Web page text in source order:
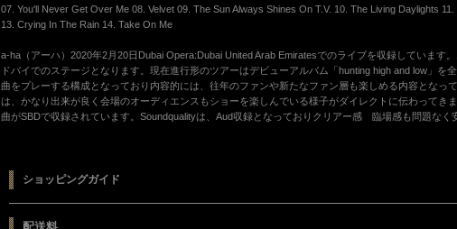
07. You'll Never Get Over Me 08. Velvet 09. The Sun Always Shines On T.V. 10. The Living Daylights
13. Crying In The Rain 14. Take On Me
a-ha（アーハ）2020年2月20日Dubai Opera:Dubai United Arab Emiratesでのライブを収録しています
ドバイでのステージとなります。現在進行形のツアーはデビューアルバム「hunting high and low」を
曲をプレーする構成となっており内容的には、往年のファンや新たなファン層も楽しめる内容となっ
は、かなり出来が良く会場のオーディエンスもショーを楽しんでいる様子がダイレクトに伝わってき
曲がSBDで収録されています。Soundqualityは、Aud収録となっておりクリアー感 臨場感も問題なく
ショッピングガイド